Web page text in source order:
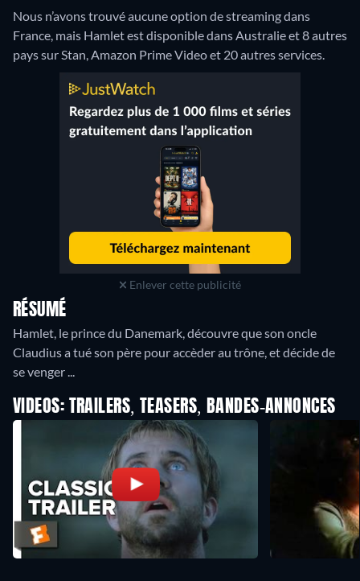
Nous n’avons trouvé aucune option de streaming dans
France, mais Hamlet est disponible dans Australie et 8 autres
pays sur Stan, Amazon Prime Video et 20 autres services.
Enlever cette publicité
RÉSUMÉ
Hamlet, le prince du Danemark, découvre que son oncle
Claudius a tué son père pour accèder au trône, et décide de
se venger ...
VIDEOS: TRAILERS, TEASERS, BANDES-ANNONCES